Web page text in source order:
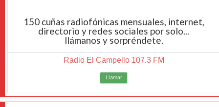
150 cuñas radiofónicas mensuales, internet,
directorio y redes sociales por solo...
llámanos y sorpréndete.
Radio El Campello 107.3 FM
Llamar